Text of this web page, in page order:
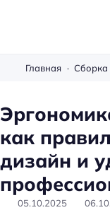
л
ь
в
о
Главная Сборка
как
дизайн и
05.10.2025